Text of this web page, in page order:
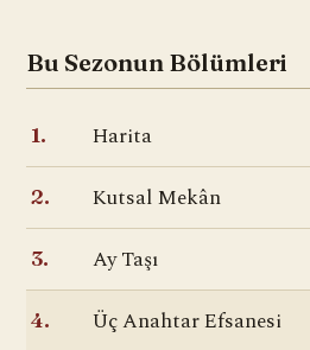
Bu Sezonun Bölümleri
1. Harita
2. Kutsal Mekân
3. Ay Taşı
4. Üç Anahtar Efsanesi